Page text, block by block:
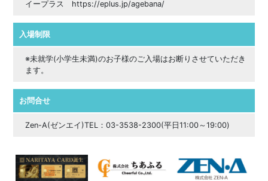
イープラス https://eplus.jp/agebana/
入場制限
※未就学(小学生未満)のお子様のご入場はお断りさせていただき
ます。
お問合せ
Zen-A(ゼンエイ)TEL：03-3538-2300(平日11:00～19:00)